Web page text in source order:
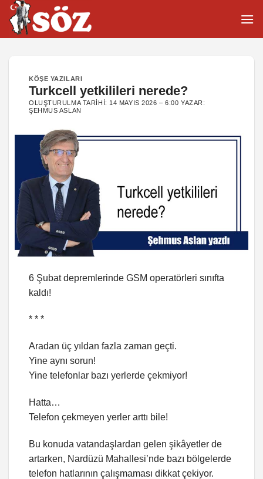
İçeriğe
atla
KÖŞE YAZILARI
Turkcell yetkilileri nerede?
OLUŞTURULMA TARIHI: 14 MAYIS 2026 – 6:00 YAZAR:
ŞEHMUS ASLAN
6 Şubat depremlerinde GSM operatörleri sınıfta
kaldı!
* * *
Aradan üç yıldan fazla zaman geçti.
Yine aynı sorun!
Yine telefonlar bazı yerlerde çekmiyor!
Hatta…
Telefon çekmeyen yerler arttı bile!
Bu konuda vatandaşlardan gelen şikâyetler de
artarken, Nardüzü Mahallesi’nde bazı bölgelerde
telefon hatlarının çalışmaması dikkat çekiyor.